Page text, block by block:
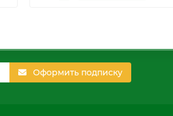
Оформить подписку